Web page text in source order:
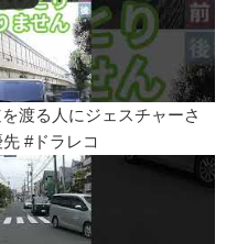
渡る人にジェスチャーさ
#ドラレコ